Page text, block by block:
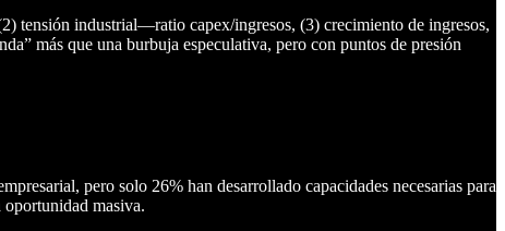
tensión industrial—ratio capex/ingresos, (3) crecimiento de ingresos,
más que una burbuja especulativa, pero con puntos de presión
pero solo 26% han desarrollado capacidades necesarias para
oportunidad masiva.